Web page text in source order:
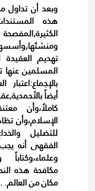
وبعد أن
هذه
تهديم العقيدة
المسلمين عنها
أيضاً
كاملاً،وأن
الإسلام،وأن
للتضليل
الفقهى أنه
مكافحة هذه
مكان من العالم.